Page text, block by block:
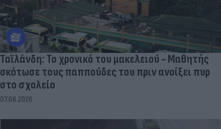
Ταϊλάνδη: Το χρονικό του μακελειού - Μαθητής
σκότωσε τους παππούδες του πριν ανοίξει πυρ
στο σχολείο
07.08.2026